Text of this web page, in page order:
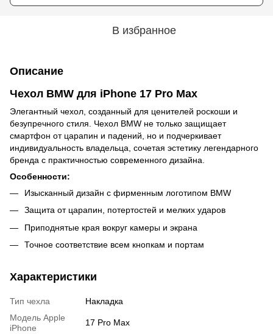
В избранное
Описание
Чехол BMW для iPhone 17 Pro Max
Элегантный чехол, созданный для ценителей роскоши и
безупречного стиля. Чехол BMW не только защищает
смартфон от царапин и падений, но и подчеркивает
индивидуальность владельца, сочетая эстетику легендарного
бренда с практичностью современного дизайна.
Особенности:
Изысканный дизайн с фирменным логотипом BMW
Защита от царапин, потертостей и мелких ударов
Приподнятые края вокруг камеры и экрана
Точное соответствие всем кнопкам и портам
Характеристики
Тип чехла
Накладка
Модель Apple
iPhone
17 Pro Max